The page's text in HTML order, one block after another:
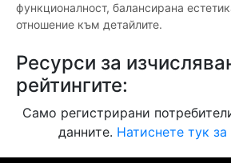
функционалност, балансирана
отношение към детайлите.
Ресурси за
рейтингите:
Само регистрирани
данните. Натиснете тук